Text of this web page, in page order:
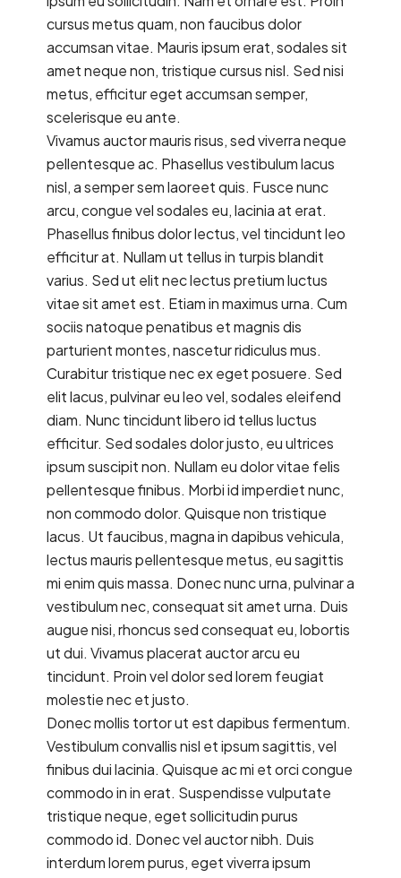
cursus metus quam, non faucibus dolor
accumsan vitae. Mauris ipsum erat, sodales sit
amet neque non, tristique cursus nisl. Sed nisi
metus, efficitur eget accumsan semper,
scelerisque eu ante.
Vivamus auctor mauris risus, sed viverra neque
pellentesque ac. Phasellus vestibulum lacus
nisl, a semper sem laoreet quis. Fusce nunc
arcu, congue vel sodales eu, lacinia at erat.
Phasellus finibus dolor lectus, vel tincidunt leo
efficitur at. Nullam ut tellus in turpis blandit
varius. Sed ut elit nec lectus pretium luctus
vitae sit amet est. Etiam in maximus urna. Cum
sociis natoque penatibus et magnis dis
parturient montes, nascetur ridiculus mus.
Curabitur tristique nec ex eget posuere. Sed
elit lacus, pulvinar eu leo vel, sodales eleifend
diam. Nunc tincidunt libero id tellus luctus
efficitur. Sed sodales dolor justo, eu ultrices
ipsum suscipit non. Nullam eu dolor vitae felis
pellentesque finibus. Morbi id imperdiet nunc,
non commodo dolor. Quisque non tristique
lacus. Ut faucibus, magna in dapibus vehicula,
lectus mauris pellentesque metus, eu sagittis
mi enim quis massa. Donec nunc urna, pulvinar a
vestibulum nec, consequat sit amet urna. Duis
augue nisi, rhoncus sed consequat eu, lobortis
ut dui. Vivamus placerat auctor arcu eu
tincidunt. Proin vel dolor sed lorem feugiat
molestie nec et justo.
Donec mollis tortor ut est dapibus fermentum.
Vestibulum convallis nisl et ipsum sagittis, vel
finibus dui lacinia. Quisque ac mi et orci congue
commodo in in erat. Suspendisse vulputate
tristique neque, eget sollicitudin purus
commodo id. Donec vel auctor nibh. Duis
interdum lorem purus, eget viverra ipsum